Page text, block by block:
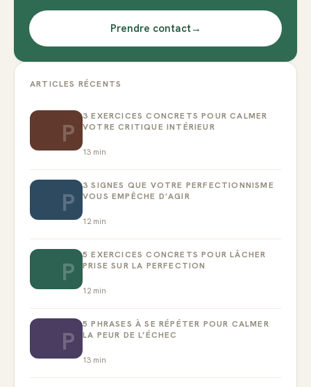
Prendre contact→
ARTICLES RÉCENTS
P
3 EXERCICES CONCRETS POUR CALMER
VOTRE CRITIQUE INTÉRIEUR
13 min
P
3 SIGNES QUE VOTRE PERFECTIONNISME
VOUS EMPÊCHE D’AGIR
12min
P
5 EXERCICES CONCRETS POUR LÂCHER
PRISE SUR LA PERFECTION
12min
P
5 PHRASES À SE RÉPÉTER POUR CALMER
LA PEUR DE L’ÉCHEC
13 min